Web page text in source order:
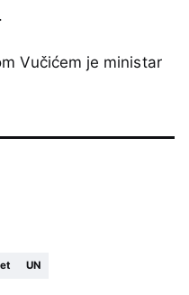
Vučićem je ministar
UN